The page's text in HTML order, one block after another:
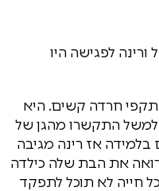
לפגישה היו
חרדה קשים. היא
התקשרו מהגן של
בלמידה אז רינה מגיבה
רואה את הבת שלה כילדה
חייה לא תוכל לתפקד